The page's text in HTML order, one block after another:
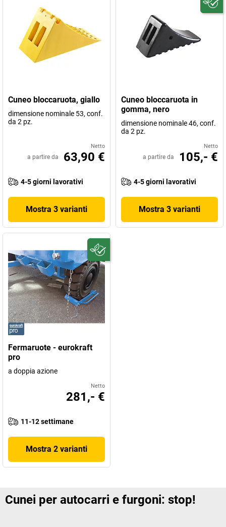
Cuneo bloccaruota, giallo
dimensione nominale 53, conf.
da 2 pz.
Netto
a partire da 63,90 €
4-5 giorni lavorativi
Mostra 3 varianti
Cuneo bloccaruota in
gomma, nero
dimensione nominale 46, conf.
da 2 pz.
Netto
a partire da 105,- €
4-5 giorni lavorativi
Mostra 3 varianti
Fermaruote - eurokraft
pro
a doppia azione
Netto
281,- €
11-12 settimane
Mostra 2 varianti
Cunei per autocarri e furgoni: stop!